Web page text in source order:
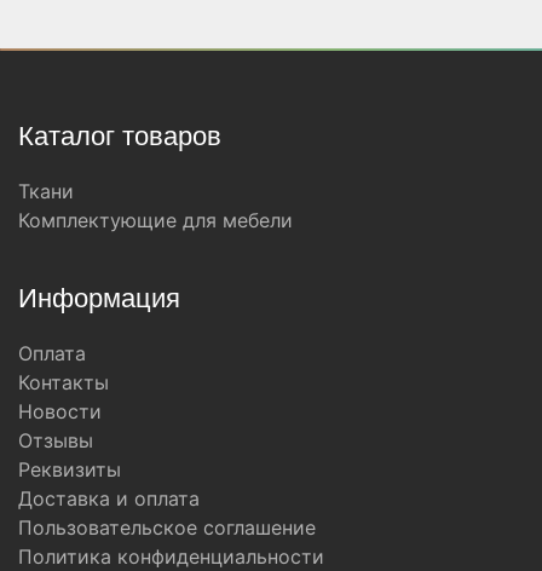
Каталог товаров
Ткани
Комплектующие для мебели
Информация
Оплата
Контакты
Новости
Отзывы
Реквизиты
Доставка и оплата
Пользовательское соглашение
Политика конфиденциальности